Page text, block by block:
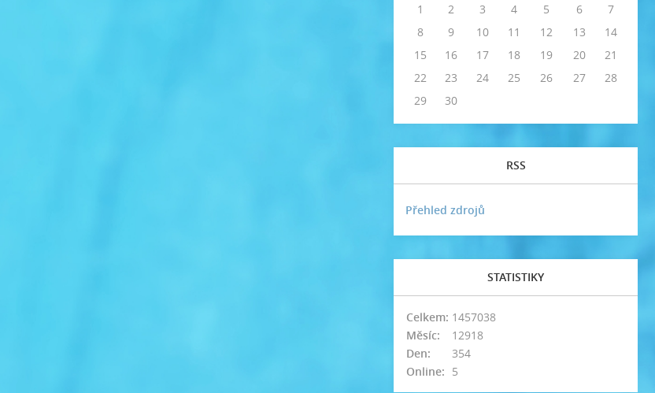
1
2 3 4 5 6
7
8
9 10 11 12 13
14
15
16 17 18 19 20
21
22
23 24 25 26 27
28
29
30
RSS
Přehled zdrojů
STATISTIKY
Online: 5
Celkem: 1457038
Měsíc:
12918
Den:
354